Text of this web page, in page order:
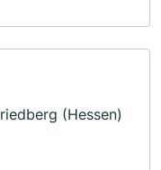
(Hessen)